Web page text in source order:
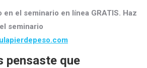
en el seminario en línea GRATIS. Haz
seminario
pensaste que